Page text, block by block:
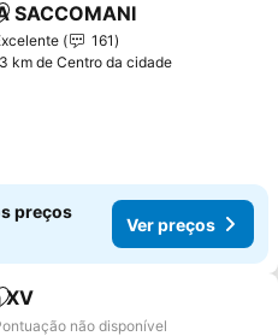
aos favoritos
SACCOMANI
161
km de Centro da cidade
preços
Ver preços
aos favoritos
XV
não disponível